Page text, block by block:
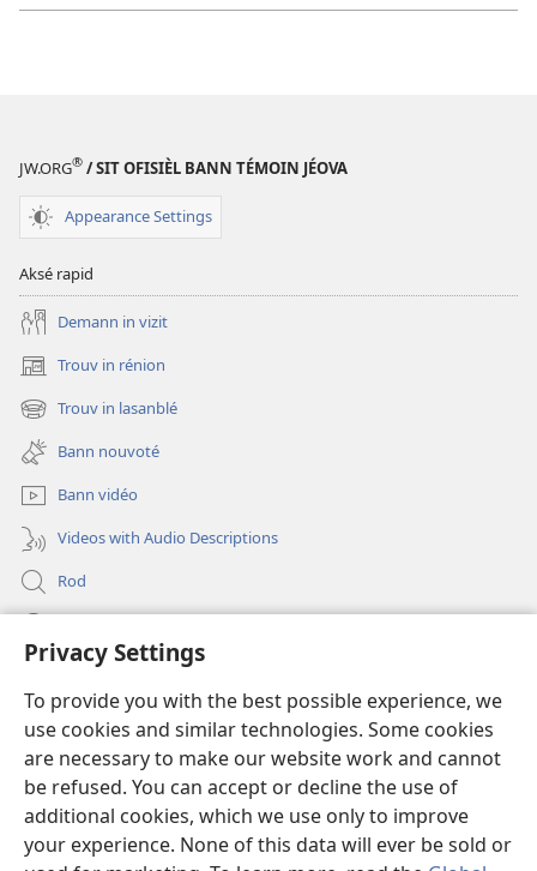
Privacy Settings
To provide you with the best possible experience, we
use cookies and similar technologies. Some cookies
are necessary to make our website work and cannot
be refused. You can accept or decline the use of
additional cookies, which we use only to improve
your experience. None of this data will ever be sold or
JW.ORG® / SIT OFISIÈL BANN TÉMOIN JÉOVA
Appearance Settings
Aksé rapid
Demann in vizit
Trouv in rénion
(opens
new
window)
Trouv in lasanblé
(opens
new
window)
Bann nouvoté
Bann vidéo
Videos with Audio Descriptions
Rod
(opens
window)Bibliotèk an lign
(opens
new
window)JW Hub ®
(opens
new
window)